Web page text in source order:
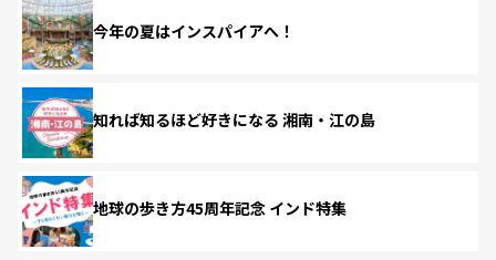
今年の夏はインスパイアへ！
知れば知るほど好きになる 湘南・江の島
地球の歩き方45周年記念 インド特集